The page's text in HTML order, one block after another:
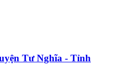
Tư Nghĩa - Tỉnh